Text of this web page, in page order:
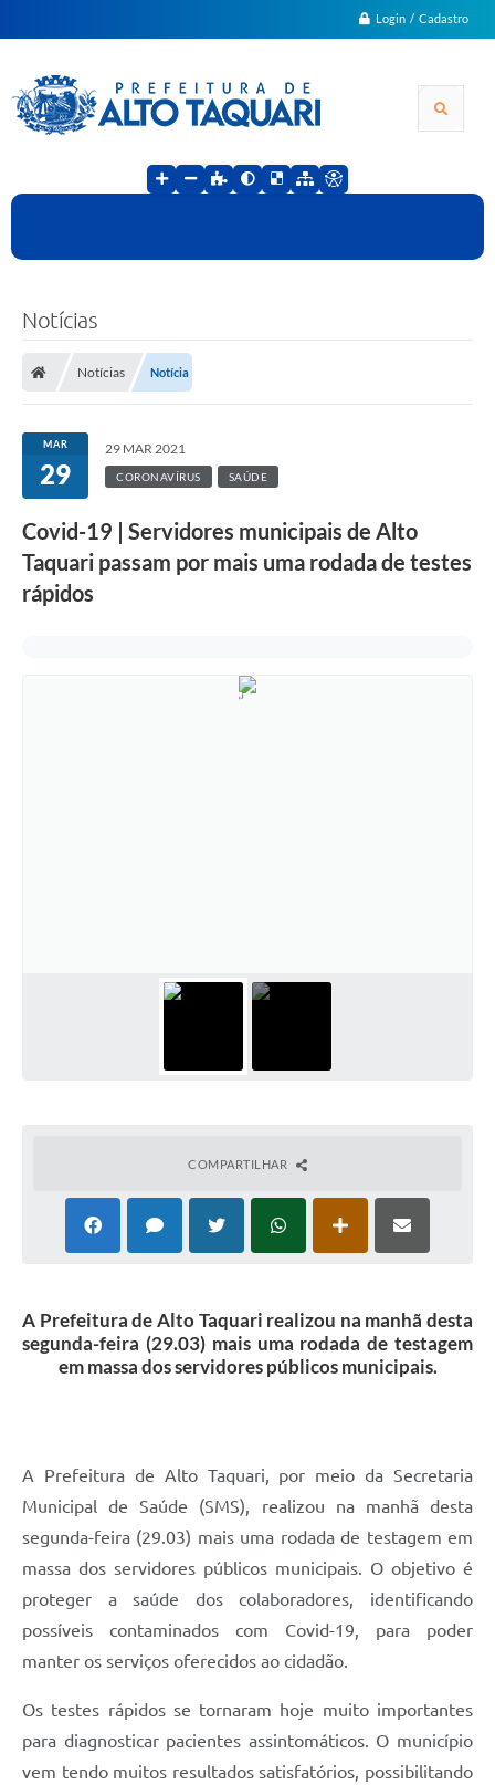
Login / Cadastro
Notícias
Notícias Notícia
MAR
29
29 MAR 2021
CORONAVÍRUS SAÚDE
Covid-19 | Servidores municipais de Alto
Taquari passam por mais uma rodada de testes
rápidos
COMPARTILHAR
A Prefeitura de Alto Taquari realizou na manhã desta
segunda-feira (29.03) mais uma rodada de testagem
em massa dos servidores públicos municipais.
A Prefeitura de Alto Taquari, por meio da Secretaria
Municipal de Saúde (SMS), realizou na manhã desta
segunda-feira (29.03) mais uma rodada de testagem em
massa dos servidores públicos municipais. O objetivo é
proteger a saúde dos colaboradores, identificando
possíveis contaminados com Covid-19, para poder
manter os serviços oferecidos ao cidadão.
Os testes rápidos se tornaram hoje muito importantes
para diagnosticar pacientes assintomáticos. O município
vem tendo muitos resultados satisfatórios, possibilitando